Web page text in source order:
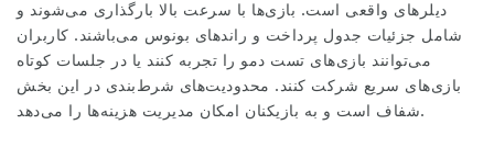
دیلرهای واقعی است. بازی‌ها با سرعت بالا بارگذاری می‌شوند و
شامل جزئیات جدول پرداخت و راندهای بونوس می‌باشند. کاربران
می‌توانند بازی‌های تست دمو را تجربه کنند یا در جلسات کوتاه
بازی‌های سریع شرکت کنند. محدودیت‌های شرط‌بندی در این بخش
شفاف است و به بازیکنان امکان مدیریت هزینه‌ها را می‌دهد.